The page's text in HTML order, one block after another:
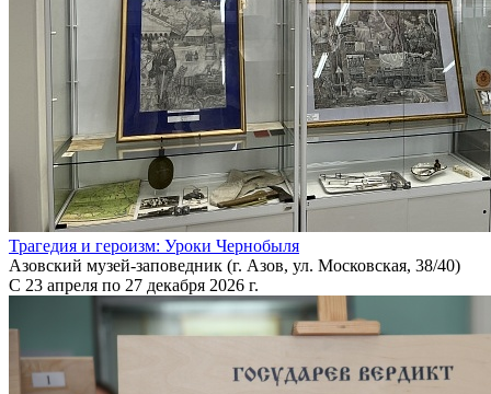
Трагедия и героизм: Уроки Чернобыля
Азовский музей-заповедник (г. Азов, ул. Московская, 38/40)
С 23 апреля по 27 декабря 2026 г.